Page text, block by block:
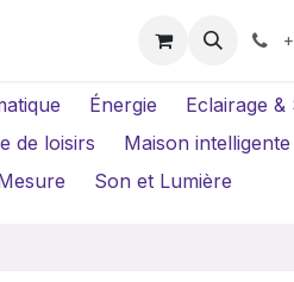
Location Caméras
Énergie Eclairage &
de loisirs Maison
Son et Lumière